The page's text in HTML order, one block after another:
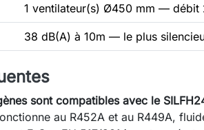
1 ventilateur(s) Ø450 mm — débit
38 dB(A) à 10m — le plus
sont compatibles avec le
au R452A et au R449A,